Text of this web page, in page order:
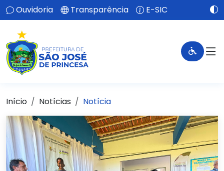
Ouvidoria Transparência E-SIC
Início Notícias Notícia